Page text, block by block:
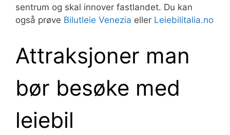
sentrum og skal innover fastlandet. Du kan
også prøve Bilutleie Venezia eller Leiebilitalia.no
Attraksjoner man
bør besøke med
leiebil